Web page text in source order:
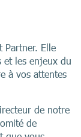
Partner. Elle
et les enjeux du
à vos attentes
de notre
de